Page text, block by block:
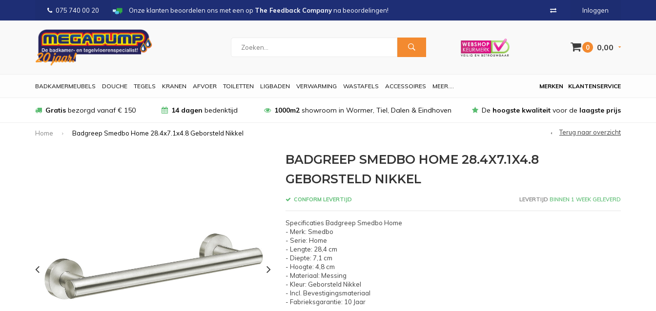
075 740 00 20 Onze klanten beoordelen ons met een op The Feedback Companyna beoordelingen! Inloggen
0 0,00
BADKAMERMEUBELS DOUCHE TEGELS KRANEN AFVOER TOILETTEN LIGBADEN VERWARMING WASTAFELS ACCESSOIRES MEER.... KLANTENSERVICE
MERKEN
Gratis bezorgd vanaf € 150 14 dagen bedenktijd 1000m2showroom in Wormer, Tiel, Dalen & Eindhoven De hoogste kwaliteit voor de laagste prijs
Home Badgreep Smedbo Home 28.4x7.1x4.8 Geborsteld Nikkel Terug naar overzicht
BADGREEP SMEDBO HOME 28.4X7.1X4.8
GEBORSTELD NIKKEL
CONFORM LEVERTIJD LEVERTIJD BINNEN 1 WEEK GELEVERD
Specificaties Badgreep Smedbo Home
- Merk: Smedbo
- Serie: Home
- Lengte: 28,4 cm
- Diepte: 7,1 cm
- Hoogte: 4,8 cm
- Materiaal: Messing
- Kleur: Geborsteld Nikkel
- Incl. Bevestigingsmateriaal
- Fabrieksgarantie: 10 Jaar